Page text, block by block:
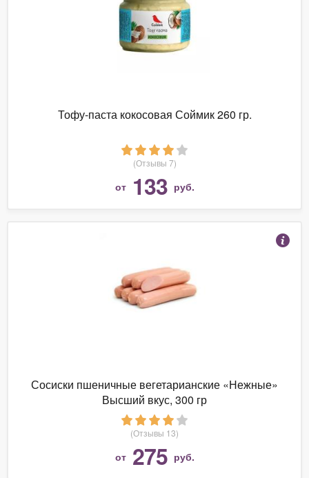
Тофу-паста кокосовая Соймик 260 гр.
(Отзывы 7)
от 133 руб.
Сосиски пшеничные вегетарианские «Нежные»
Высший вкус, 300 гр
(Отзывы 13)
от 275 руб.